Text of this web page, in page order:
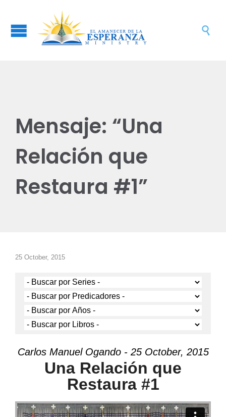

Mensaje: “Una
Relación que
Restaura #1”
25 October, 2015
Carlos Manuel Ogando - 25 October, 2015
Una Relación que
Restaura #1